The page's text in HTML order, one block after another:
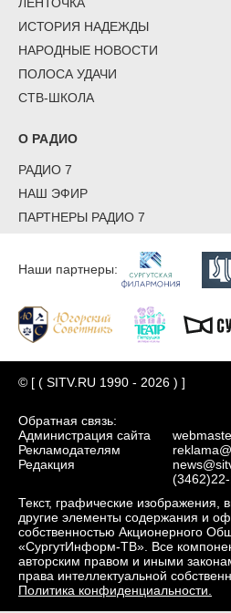
ИСТОРИЯ НАДЕЖДЫ
НАРОДНЫЕ НОВОСТИ
ПОЛОСА УДАЧИ
СТВ-ШКОЛА
О РАДИО
РАДИО 7
НАШ ЭФИР
ПАРТНЕРЫ РАДИО 7
Наши партнеры:
© [ ( SITV.RU 1990 - 2026 ) ]
Обратная связь:
Администрация сайта
Рекламодателям
Редакция
Текст, графические изображения,
другие элементы содержания и
собственностью Акционерного
«СургутИнформ-ТВ». Все
авторским правом и иными
права интеллектуальной
Политика конфиденциальности.